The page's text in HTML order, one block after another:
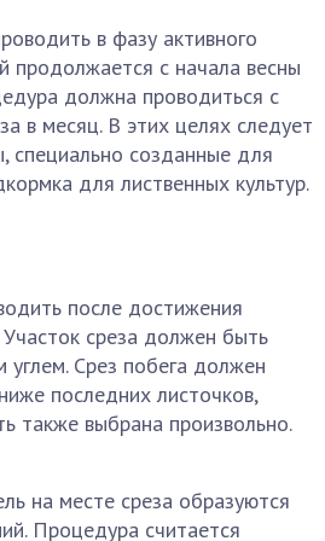
в фазу активного
продолжается с начала весны
должна проводиться с
в месяц. В этих целях следует
специально созданные для
для лиственных культур.
после достижения
среза должен быть
Срез побега должен
последних листочков,
также выбрана произвольно.
на месте среза образуются
Процедура считается